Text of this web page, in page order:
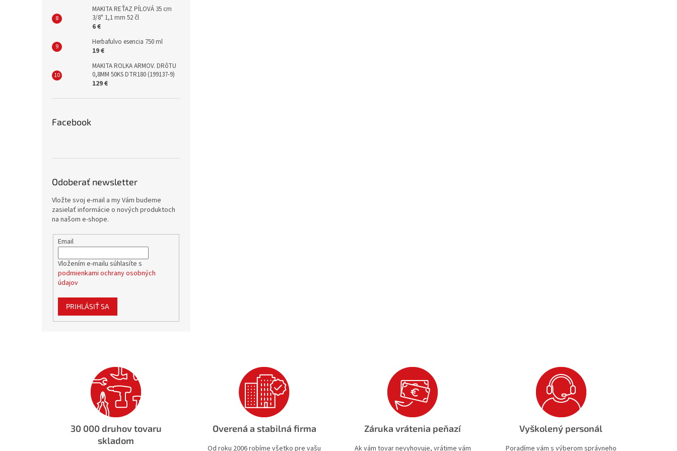
MAKITA REŤAZ PÍLOVÁ 35 cm
3/8" 1,1 mm 52 čl
6 €
Herbafulvo esencia 750 ml
19 €
MAKITA ROLKA ARMOV. DRôTU
0,8MM 50KS DTR180 (199137-9)
129 €
Facebook
Odoberať newsletter
Vložte svoj e-mail a my Vám budeme
zasielať informácie o nových produktoch
na našom e-shope.
Email
Vložením e-mailu súhlasíte s
podmienkami ochrany osobných
údajov
PRIHLÁSIŤ SA
30 000 druhov tovaru
skladom
Overená a stabilná firma
Od roku 2006 robíme všetko pre vašu
Záruka vrátenia peňazí
Ak vám tovar nevyhovuje, vrátime vám
Vyškolený personál
Poradíme vám s výberom správneho